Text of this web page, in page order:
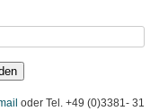
oder Tel. +49 (0)3381- 31